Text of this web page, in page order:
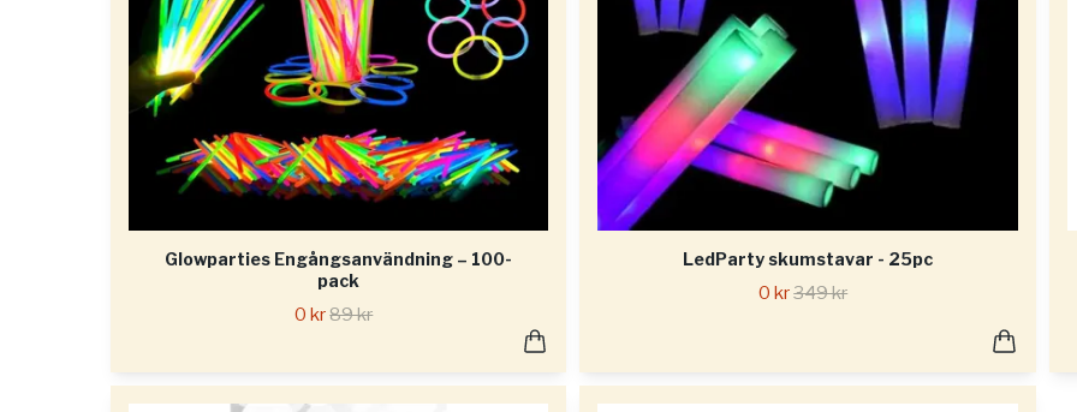
Glowparties Engångsanvändning – 100-
pack
0 kr89 kr
LedParty skumstavar - 25pc
0 kr349 kr